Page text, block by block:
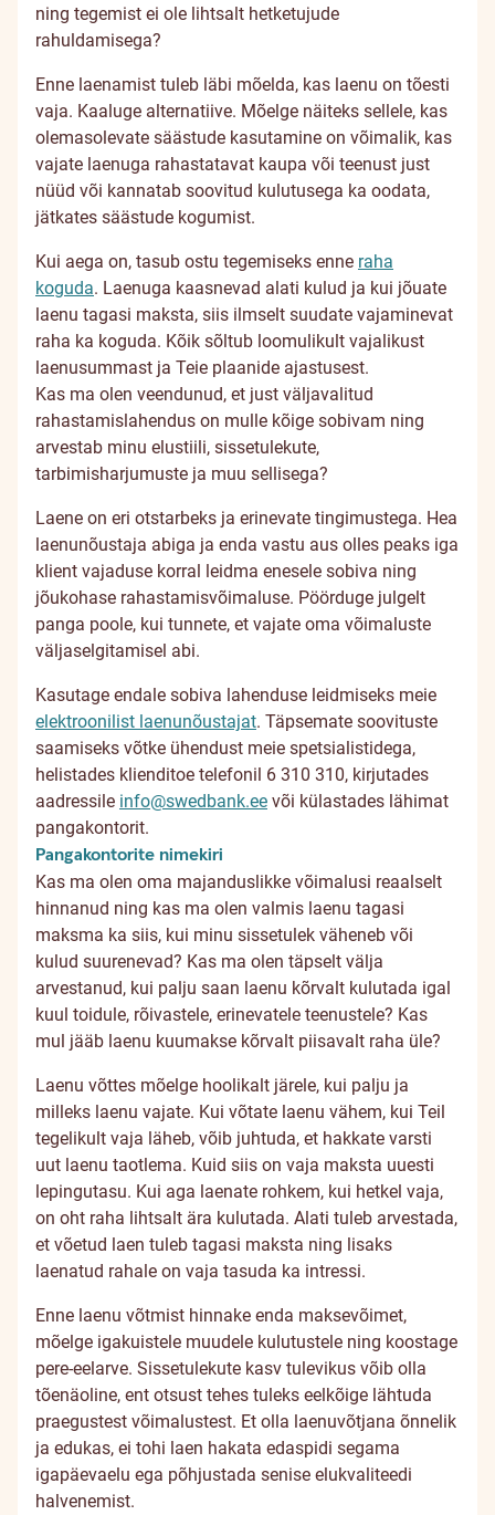
ning tegemist ei ole lihtsalt hetketujude
rahuldamisega?
Enne laenamist tuleb läbi mõelda, kas laenu on tõesti
vaja. Kaaluge alternatiive. Mõelge näiteks sellele, kas
olemasolevate säästude kasutamine on võimalik, kas
vajate laenuga rahastatavat kaupa või teenust just
nüüd või kannatab soovitud kulutusega ka oodata,
jätkates säästude kogumist.
Kui aega on, tasub ostu tegemiseks enne raha
koguda. Laenuga kaasnevad alati kulud ja kui jõuate
laenu tagasi maksta, siis ilmselt suudate vajaminevat
raha ka koguda. Kõik sõltub loomulikult vajalikust
laenusummast ja Teie plaanide ajastusest.
Kas ma olen veendunud, et just väljavalitud
rahastamislahendus on mulle kõige sobivam ning
arvestab minu elustiili, sissetulekute,
tarbimisharjumuste ja muu sellisega?
Laene on eri otstarbeks ja erinevate tingimustega. Hea
laenunõustaja abiga ja enda vastu aus olles peaks iga
klient vajaduse korral leidma enesele sobiva ning
jõukohase rahastamisvõimaluse. Pöörduge julgelt
panga poole, kui tunnete, et vajate oma võimaluste
väljaselgitamisel abi.
Kasutage endale sobiva lahenduse leidmiseks meie
elektroonilist laenunõustajat. Täpsemate soovituste
saamiseks võtke ühendust meie spetsialistidega,
helistades klienditoe telefonil 6 310 310, kirjutades
aadressile info@swedbank.ee või külastades lähimat
pangakontorit.
Pangakontorite nimekiri
Kas ma olen oma majanduslikke võimalusi reaalselt
hinnanud ning kas ma olen valmis laenu tagasi
maksma ka siis, kui minu sissetulek väheneb või
kulud suurenevad? Kas ma olen täpselt välja
arvestanud, kui palju saan laenu kõrvalt kulutada igal
kuul toidule, rõivastele, erinevatele teenustele? Kas
mul jääb laenu kuumakse kõrvalt piisavalt raha üle?
Laenu võttes mõelge hoolikalt järele, kui palju ja
milleks laenu vajate. Kui võtate laenu vähem, kui Teil
tegelikult vaja läheb, võib juhtuda, et hakkate varsti
uut laenu taotlema. Kuid siis on vaja maksta uuesti
lepingutasu. Kui aga laenate rohkem, kui hetkel vaja,
on oht raha lihtsalt ära kulutada. Alati tuleb arvestada,
et võetud laen tuleb tagasi maksta ning lisaks
laenatud rahale on vaja tasuda ka intressi.
Enne laenu võtmist hinnake enda maksevõimet,
mõelge igakuistele muudele kulutustele ning koostage
pere-eelarve. Sissetulekute kasv tulevikus võib olla
tõenäoline, ent otsust tehes tuleks eelkõige lähtuda
praegustest võimalustest. Et olla laenuvõtjana õnnelik
ja edukas, ei tohi laen hakata edaspidi segama
igapäevaelu ega põhjustada senise elukvaliteedi
halvenemist.